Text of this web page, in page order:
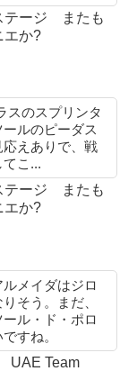
テージ またも
エか?
スのスプリンタ
ルのピーダス
えありで、戦
こ...
テージ またも
エか?
メイダはジロ
そう。まだ、
ル・ド・ポロ
すね。
UAE Team